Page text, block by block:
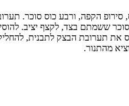
ששמתם בצד, לקצף יציב.
את תערובת הבצק לתבנית,
מהתנור.